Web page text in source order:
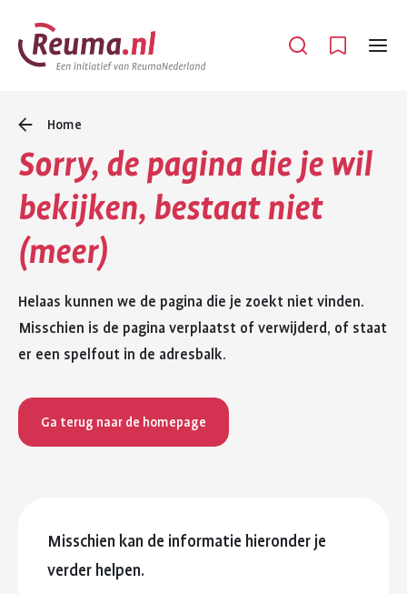
Spring
naar
hoofdinhoud
Spring
naar
footer
Open
Menu
Home
Sorry, de pagina die je wil
bekijken, bestaat niet
(meer)
Helaas kunnen we de pagina die je zoekt niet vinden.
Misschien is de pagina verplaatst of verwijderd, of staat
er een spelfout in de adresbalk.
Ga terug naar de homepage
Misschien kan de informatie hieronder je
verder helpen.